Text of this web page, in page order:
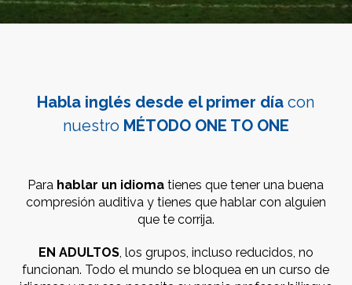
Habla inglés desde el primer día con
nuestro MÉTODO ONE TO ONE
Para hablar un idioma tienes que tener una buena
compresión auditiva y tienes que hablar con alguien
que te corrija.
EN ADULTOS, los grupos, incluso reducidos, no
funcionan. Todo el mundo se bloquea en un curso de